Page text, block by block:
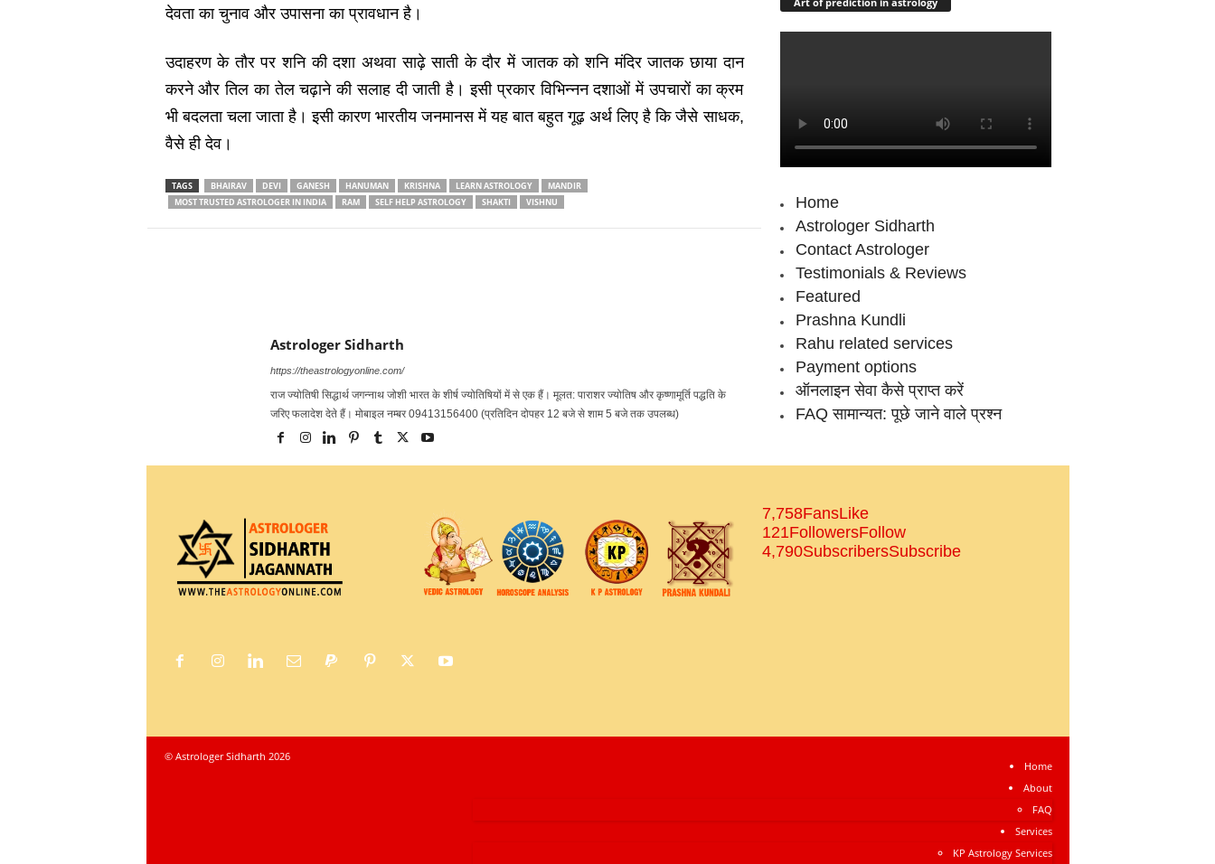
देवता का चुनाव और उपासना का प्रावधान है।
उदाहरण के तौर पर शनि की दशा अथवा साढ़े साती के दौर में जातक को शनि मंदिर जातक छाया दान
करने और तिल का तेल चढ़ाने की सलाह दी जाती है। इसी प्रकार विभिन्नन दशाओं में उपचारों का क्रम
भी बदलता चला जाता है। इसी कारण भारतीय जनमानस में यह बात बहुत गूढ़ अर्थ लिए है कि जैसे साधक,
वैसे ही देव।
TAGS BHAIRAV DEVI GANESH HANUMAN KRISHNA LEARN ASTROLOGY
MANDIR
MOST TRUSTED ASTROLOGER IN INDIA
RAM SELF HELP ASTROLOGY SHAKTI VISHNU
Astrologer Sidharth
https://theastrologyonline.com/
राज ज्‍योतिषी सिद्धार्थ जगन्‍नाथ जोशी भारत के शीर्ष ज्‍योतिषियों में से एक हैं। मूलत: पाराशर ज्‍योतिष और कृष्‍णामूर्ति पद्धति के
जरिए फलादेश देते हैं। मोबाइल नम्‍बर 09413156400 (प्रतिदिन दोपहर 12 बजे से शाम 5 बजे तक उपलब्‍ध)
Home
Astrologer Sidharth
Contact Astrologer
Testimonials & Reviews
Featured
Prashna Kundli
Rahu related services
Payment options
ऑनलाइन सेवा कैसे प्राप्‍त करें
FAQ सामान्‍यत: पूछे जाने वाले प्रश्‍न
7,758FansLike
121FollowersFollow
4,790SubscribersSubscribe
Home
About
FAQ
Services
KP Astrology Services
© Astrologer Sidharth 2026